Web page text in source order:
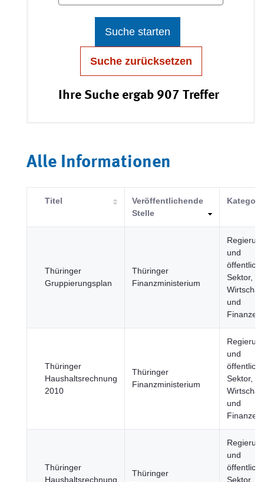
Suche starten
Suche zurücksetzen
Ihre Suche ergab 907 Treffer
Alle Informationen
Titel
Veröffentlichende
Stelle
Thüringer
Gruppierungsplan
Thüringer
Finanzministerium
und
Sektor,
Wirtschaft
und
Finanzen
Thüringer
Haushaltsrechnung
2010
Thüringer
Finanzministerium
und
Sektor,
Wirtschaft
und
Finanzen
Thüringer
Haushaltsrechnung
Thüringer
und
Sektor,